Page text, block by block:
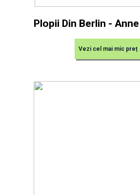
Plopii Din Berlin -
Vezi cel mai mic preț